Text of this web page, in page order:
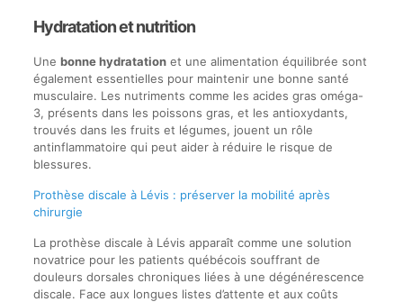
Hydratation et nutrition
Une bonne hydratationet une alimentation équilibrée sont
également essentielles pour maintenir une bonne santé
musculaire. Les nutriments comme les acides gras oméga-
3, présents dans les poissons gras, et les antioxydants,
trouvés dans les fruits et légumes, jouent un rôle
antinflammatoire qui peut aider à réduire le risque de
blessures.
Prothèse discale à Lévis : préserver la mobilité après
chirurgie
La prothèse discale à Lévis apparaît comme une solution
novatrice pour les patients québécois souffrant de
douleurs dorsales chroniques liées à une dégénérescence
discale. Face aux longues listes d’attente et aux coûts